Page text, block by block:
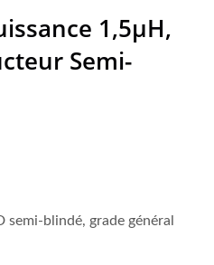
1,5µH,
Semi-
semi-blindé, grade général